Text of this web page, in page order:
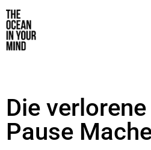
Die
Pause